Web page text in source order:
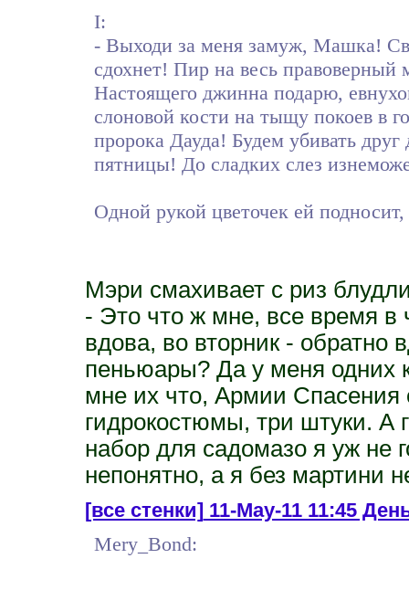
I:
- Выходи за меня замуж, Машка!
сдохнет! Пир на весь
Настоящего джинна подарю,
слоновой кости на тыщу покоев в
пророка Дауда! Будем убивать
пятницы! До сладких слез
Одной рукой цветочек ей
Мэри смахивает с риз
- Это что ж мне, все время в
вдова, во вторник - обратно
пеньюары? Да у меня одних
мне их что, Армии Спасения
гидрокостюмы, три штуки. А
набор для садомазо я уж не
непонятно, а я без мартини
[все стенки]11-May-11 11:45
Mery_Bond: